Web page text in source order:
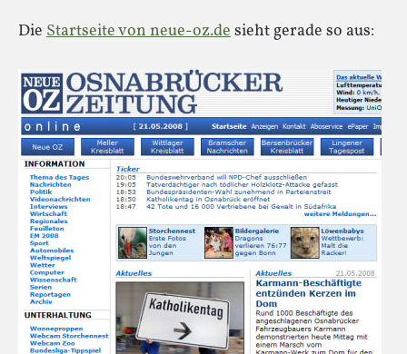
Die Startseite von neue-oz.desieht gerade so aus: